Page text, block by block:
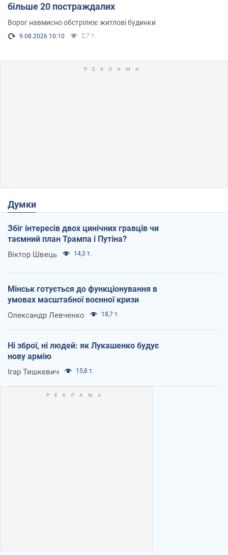
більше 20 постраждалих
Ворог навмисно обстрілює житлові будинки
9.08.2026 10:10 2,7 т.
Думки
Збіг інтересів двох цинічних гравців чи
таємний план Трампа і Путіна?
Віктор Швець 14,3 т.
Мінськ готується до функціонування в
умовах масштабної воєнної кризи
Олександр Левченко 18,7 т.
Ні зброї, ні людей: як Лукашенко будує
нову армію
Ігар Тишкевич 15,8 т.